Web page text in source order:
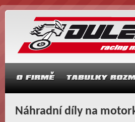
Náhradní díly na